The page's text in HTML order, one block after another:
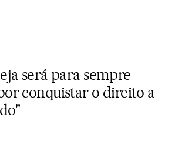
será para sempre
conquistar o direito a